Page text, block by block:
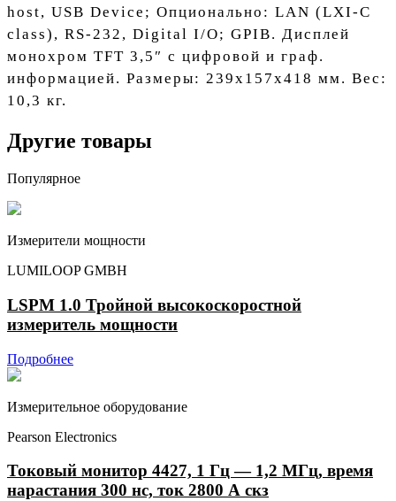
host, USB Device; Опционально: LAN (LXI-C
class), RS-232, Digital I/O; GPIB. Дисплей
монохром TFT 3,5″ с цифровой и граф.
информацией. Размеры: 239х157х418 мм. Вес:
10,3 кг.
Другие товары
Популярное
Измерители мощности
LUMILOOP GMBH
LSPM 1.0 Тройной высокоскоростной
измеритель мощности
Подробнее
Измерительное оборудование
Pearson Electronics
Токовый монитор 4427, 1 Гц — 1,2 МГц, время
нарастания 300 нс, ток 2800 А скз